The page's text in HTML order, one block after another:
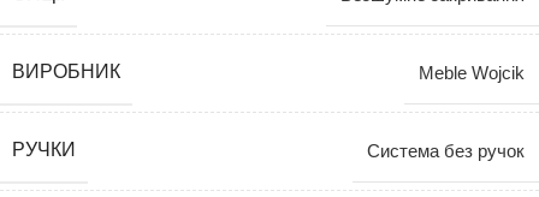
ВИРОБНИК Meble Wojcik
РУЧКИ Система без ручок